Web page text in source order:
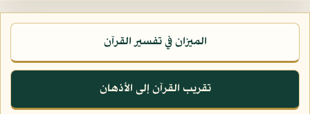
الميزان في تفسير القرآن
تقريب القرآن إلى الأذهان